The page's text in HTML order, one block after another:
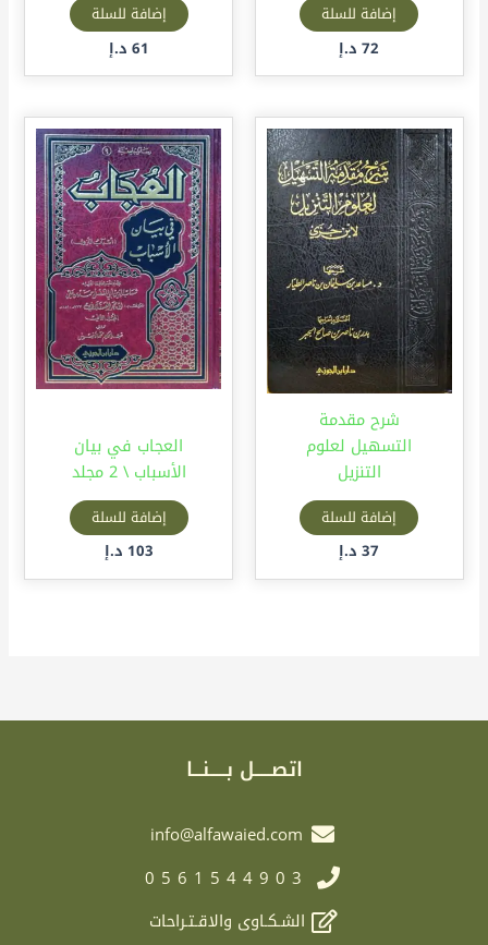
إضافة للسلة
72 د.إ
إضافة للسلة
61 د.إ
شرح مقدمة
التسهيل لعلوم
التنزيل
إضافة للسلة
37 د.إ
العجاب في بيان
الأسباب \ 2 مجلد
إضافة للسلة
103 د.إ
اتصـــــل بـــــنـــا
info@alfawaied.com
0561544903
الشـكـاوى والاقـتـراحات